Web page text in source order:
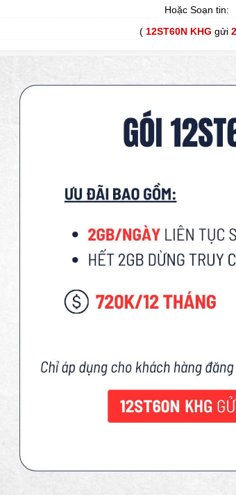
Hoặc Soạn tin:
( 12ST60N KHG gửi